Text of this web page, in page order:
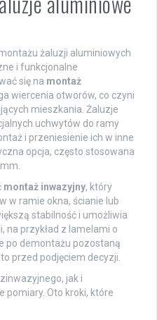
żaluzji aluminiowych
i funkcjonalne
się na montaż
wiercenia otworów, co czyni
mieszkania. Żaluzje
uchwytów do ramy
i przeniesienie ich w inne
opcja, często stosowana
montaż inwazyjny, który
w ramie okna, ścianie lub
stabilność i umożliwia
na przykład z lamelami o
po demontażu pozostaną
przed podjęciem decyzji.
jak i
pomiary. Oto kroki, które